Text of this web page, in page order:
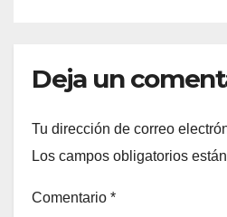
Deja un
Tu dirección de correo
Los campos obligatorios
Comentario *